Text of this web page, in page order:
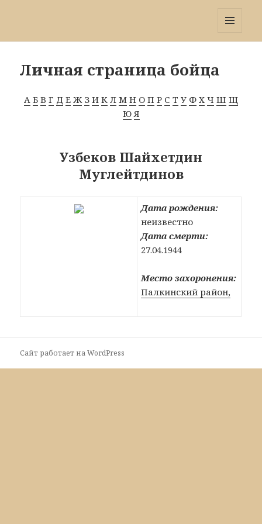
Личная страница бойца
А Б В Г Д Е Ж З И К Л М Н О П Р С Т У Ф Х Ч Ш Щ
Ю Я
Узбеков Шайхетдин
Муглейтдинов
Дата рождения:
неизвестно
Дата смерти:
27.04.1944
Место захоронения:
Палкинский район,
Сайт работает на WordPress